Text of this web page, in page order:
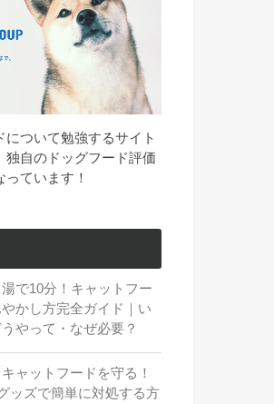
ついて勉強するサイト
独自のドッグフード評価
ています！
で10分！キャットフー
やかし方完全ガイド｜い
やって・なぜ必要？
ャットフードを守る！
ッズで簡単に対処する方